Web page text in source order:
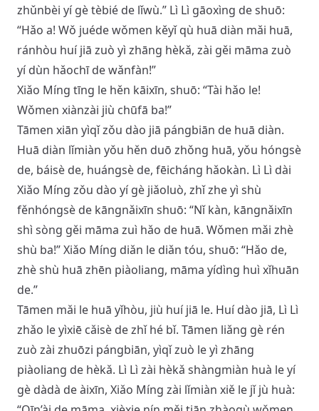
zhǔnbèi yí gè tèbié de lǐwù.” Lì Lì gāoxìng de shuō:
“Hǎo a! Wǒ juéde wǒmen kěyǐ qù huā diàn mǎi huā,
ránhòu huí jiā zuò yì zhāng hèkǎ, zài gěi māma zuò
yí dùn hǎochī de wǎnfàn!”
Xiǎo Míng tīng le hěn kāixīn, shuō: “Tài hǎo le!
Wǒmen xiànzài jiù chūfā ba!”
Tāmen xiān yìqǐ zǒu dào jiā pángbiān de huā diàn.
Huā diàn lǐmiàn yǒu hěn duō zhǒng huā, yǒu hóngsè
de, báisè de, huángsè de, fēicháng hǎokàn. Lì Lì dài
Xiǎo Míng zǒu dào yí gè jiǎoluò, zhǐ zhe yì shù
fěnhóngsè de kāngnǎixīn shuō: “Nǐ kàn, kāngnǎixīn
shì sòng gěi māma zuì hǎo de huā. Wǒmen mǎi zhè
shù ba!” Xiǎo Míng diǎn le diǎn tóu, shuō: “Hǎo de,
zhè shù huā zhēn piàoliang, māma yídìng huì xǐhuān
de.”
Tāmen mǎi le huā yǐhòu, jiù huí jiā le. Huí dào jiā, Lì Lì
zhǎo le yìxiē cǎisè de zhǐ hé bǐ. Tāmen liǎng gè rén
zuò zài zhuōzi pángbiān, yìqǐ zuò le yì zhāng
piàoliang de hèkǎ. Lì Lì zài hèkǎ shàngmiàn huà le yí
gè dàdà de àixīn, Xiǎo Míng zài lǐmiàn xiě le jǐ jù huà: